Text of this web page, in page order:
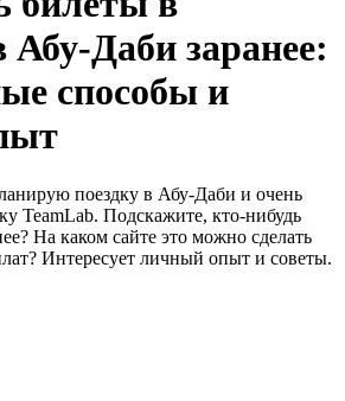
Абу-Даби заранее:
способы и
поездку в Абу-Даби и очень
TeamLab. Подскажите, кто-нибудь
На каком сайте это можно сделать
Интересует личный опыт и советы.